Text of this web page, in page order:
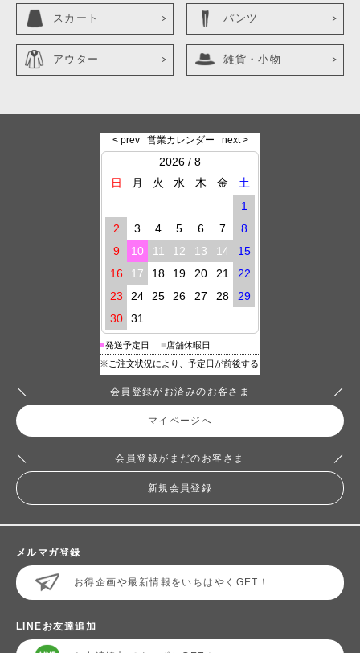
スカート パンツ
アウター 雑貨・小物
会員登録がお済みのお客さま
マイページへ
会員登録がまだのお客さま
新規会員登録
メルマガ登録
お得企画や最新情報をいちはやくGET！
LINEお友達追加